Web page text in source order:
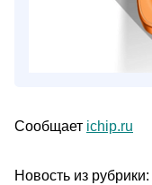
Сообщает ichip.ru
Новость из рубрики: